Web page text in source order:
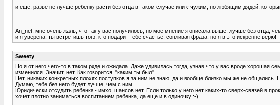
и еще, разве не лучше ребенку расти без отца в таком случае или с чужим, но любящим дядей,
An_net, мне очень жаль, что так у вас получилось, но мое мнение я описала выше. лучше без отца,
и я уверена, ты встретишь того, кто подарит тебе счастье. сопливая фраза, но я в это искренне верю!
Sweety
Но я от него чего-то в таком роде и ожидала. Даже удивилась тогда, узнав что у вас вроде хорошая
изменился. Значит, нет. Как говорится, "каким ты был"...
Нет, никаких конкретных плохих поступков я за ним не знаю, да и вообще близко мы же не
Думаю, тебе без него будет лучше, чем с ним.
Юридически отсудить ребенка - имхо, шансов нет. Если только у него нет каких-то сверх-связей в
хочет плотно заниматься воспитанием ребенка, да еще и в одиночку :-)